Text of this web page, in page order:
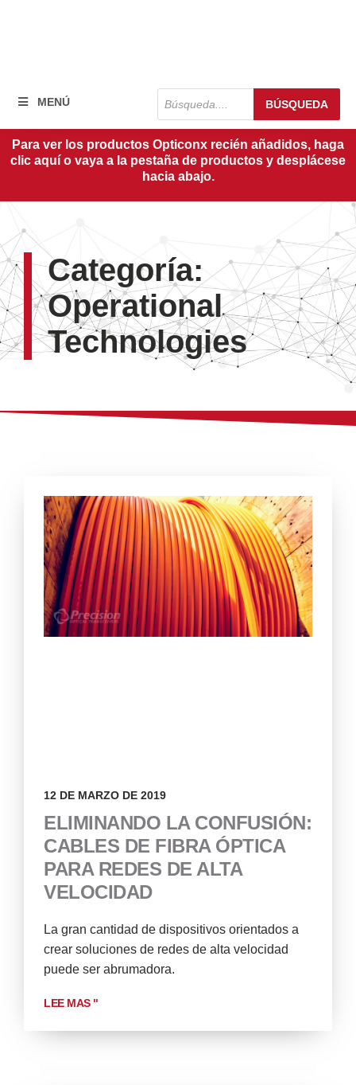
MENÚ
Búsqueda
de
productos
BÚSQUEDA
Para ver los productos Opticonx recién añadidos, haga
clic aquí o vaya a la pestaña de productos y desplácese
hacia abajo.
Categoría:
Operational
Technologies
ELIMINANDO LA CONFUSIÓN:
CABLES DE FIBRA ÓPTICA
PARA REDES DE ALTA
VELOCIDAD
12 DE MARZO DE 2019
La gran cantidad de dispositivos orientados a
crear soluciones de redes de alta velocidad
puede ser abrumadora.
LEE MAS "